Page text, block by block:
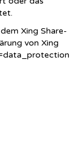
Xing Share-
von Xing